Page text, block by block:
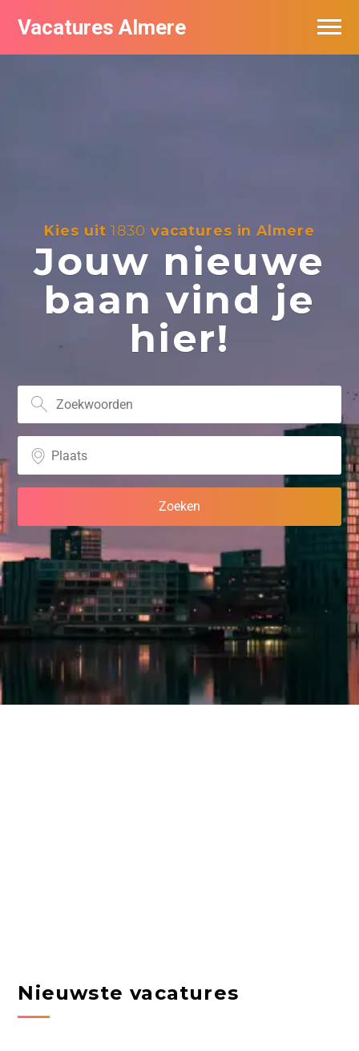
Vacatures Almere
Kies uit1830 vacatures in Almere
Jouw nieuwe
baan vind je
hier!
Nieuwste vacatures
Vacatures per bedrijf